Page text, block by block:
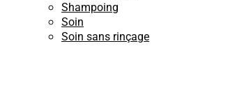
Shampoing
Soin
Soin sans rinçage